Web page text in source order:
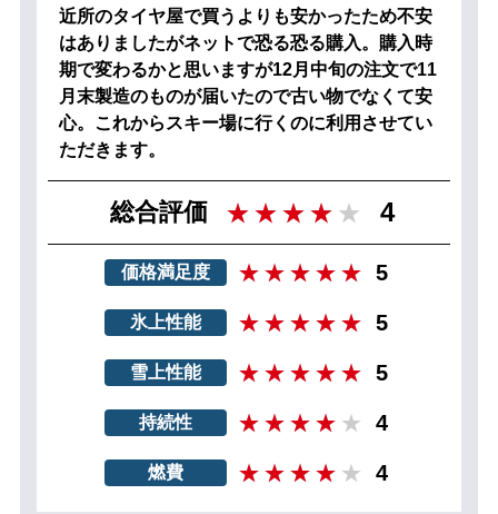
近所のタイヤ屋で買うよりも安かったため不安
はありましたがネットで恐る恐る購入。購入時
期で変わるかと思いますが12月中旬の注文で11
月末製造のものが届いたので古い物でなくて安
心。これからスキー場に行くのに利用させてい
ただきます。
総合評価 4
価格満足度 5
氷上性能 5
雪上性能 5
持続性 4
燃費 4